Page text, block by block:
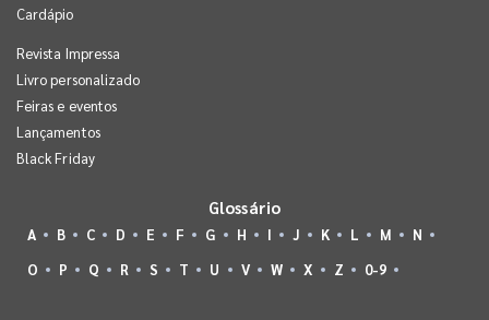
Cardápio
Revista Impressa
Livro personalizado
Feiras e eventos
Lançamentos
Black Friday
Glossário
A B C D E F G H I J K L M
N
O
P Q R S T U V W X Z 0-9